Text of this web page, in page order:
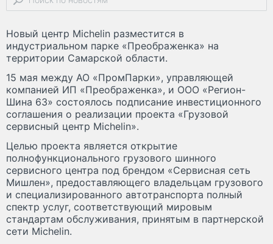
Новый центр Michelin разместится в
индустриальном парке «Преображенка» на
территории Самарской области.
15 мая между АО «ПромПарки», управляющей
компанией ИП «Преображенка», и ООО «Регион-
Шина 63» состоялось подписание инвестиционного
соглашения о реализации проекта «Грузовой
сервисный центр Michelin».
Целью проекта является открытие
полнофункционального грузового шинного
сервисного центра под брендом «Сервисная сеть
Мишлен», предоставляющего владельцам грузового
и специализированного автотранспорта полный
спектр услуг, соответствующий мировым
стандартам обслуживания, принятым в партнерской
сети Michelin.